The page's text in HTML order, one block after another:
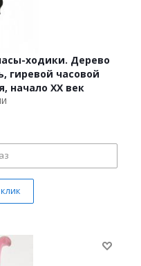
ходики. Дерево
гиревой часовой
начало XX век